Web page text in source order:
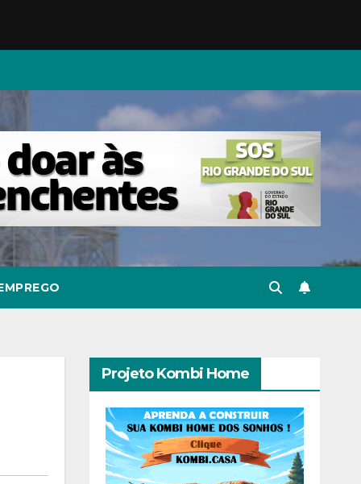
Projeto Kombi Home